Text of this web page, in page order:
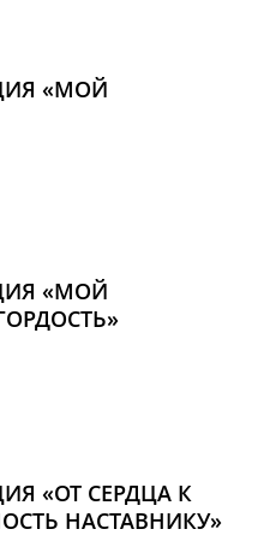
«МОЙ
«МОЙ
«ОТ СЕРДЦА К
НАСТАВНИКУ»